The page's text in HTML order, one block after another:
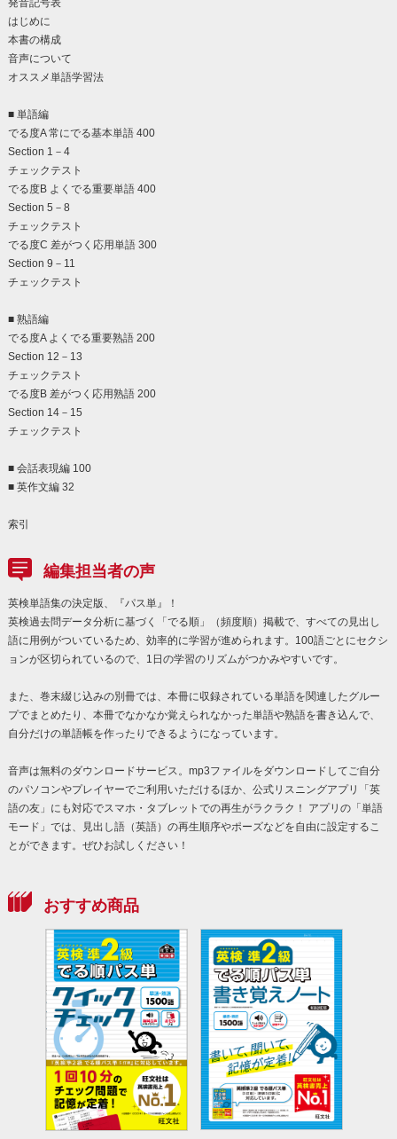
発音記号表
はじめに
本書の構成
音声について
オススメ単語学習法
■ 単語編
でる度A 常にでる基本単語 400
Section 1－4
チェックテスト
でる度B よくでる重要単語 400
Section 5－8
チェックテスト
でる度C 差がつく応用単語 300
Section 9－11
チェックテスト
■ 熟語編
でる度A よくでる重要熟語 200
Section 12－13
チェックテスト
でる度B 差がつく応用熟語 200
Section 14－15
チェックテスト
■ 会話表現編 100
■ 英作文編 32
索引
編集担当者の声
英検単語集の決定版、『パス単』！
英検過去問データ分析に基づく「でる順」（頻度順）掲載で、すべての見出し
語に用例がついているため、効率的に学習が進められます。100語ごとにセクシ
ョンが区切られているので、1日の学習のリズムがつかみやすいです。
また、巻末綴じ込みの別冊では、本冊に収録されている単語を関連したグルー
プでまとめたり、本冊でなかなか覚えられなかった単語や熟語を書き込んで、
自分だけの単語帳を作ったりできるようになっています。
音声は無料のダウンロードサービス。mp3ファイルをダウンロードしてご自分
のパソコンやプレイヤーでご利用いただけるほか、公式リスニングアプリ「英
語の友」にも対応でスマホ・タブレットでの再生がラクラク！ アプリの「単語
モード」では、見出し語（英語）の再生順序やポーズなどを自由に設定するこ
とができます。ぜひお試しください！
おすすめ商品